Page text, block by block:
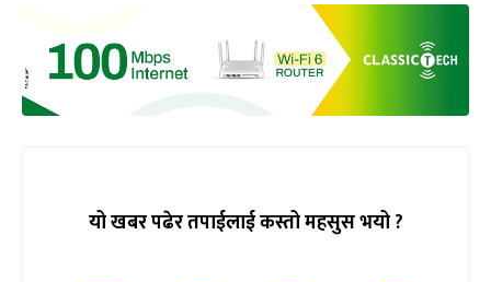
यो खबर पढेर तपाईलाई कस्तो महसुस भयो ?